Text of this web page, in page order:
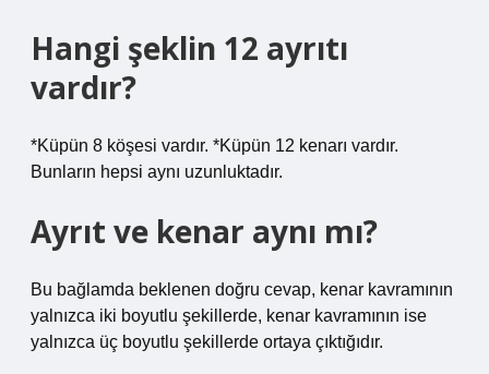
Hangi şeklin 12 ayrıtı
vardır?
*Küpün 8 köşesi vardır. *Küpün 12 kenarı vardır.
Bunların hepsi aynı uzunluktadır.
Ayrıt ve kenar aynı mı?
Bu bağlamda beklenen doğru cevap, kenar kavramının
yalnızca iki boyutlu şekillerde, kenar kavramının ise
yalnızca üç boyutlu şekillerde ortaya çıktığıdır.